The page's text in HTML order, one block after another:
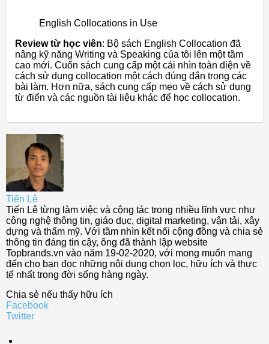
English Collocations in Use
Review từ học viên: Bộ sách English Collocation đã
nâng kỹ năng Writing và Speaking của tôi lên một tầm
cao mới. Cuốn sách cung cấp một cái nhìn toàn diện về
cách sử dụng collocation một cách đúng đắn trong các
bài làm. Hơn nữa, sách cung cấp mẹo về cách sử dụng
từ điển và các nguồn tài liệu khác để học collocation.
Tiến Lê
Tiến Lê từng làm việc và cộng tác trong nhiều lĩnh vực như
công nghệ thông tin, giáo dục, digital marketing, vận tải, xây
dựng và thẩm mỹ. Với tầm nhìn kết nối cộng đồng và chia sẻ
thông tin đáng tin cậy, ông đã thành lập website
Topbrands.vn vào năm 19-02-2020, với mong muốn mang
đến cho bạn đọc những nội dung chọn lọc, hữu ích và thực
tế nhất trong đời sống hàng ngày.
Chia sẻ nếu thấy hữu ích
Facebook
Twitter